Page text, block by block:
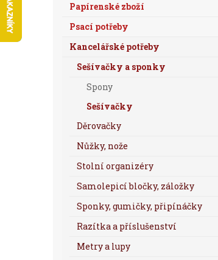
Papírenské zboží
Psací potřeby
Kancelářské potřeby
Sešívačky a sponky
Spony
Sešívačky
Děrovačky
Nůžky, nože
Stolní organizéry
Samolepicí bločky, záložky
Sponky, gumičky, připínáčky
Razítka a příslušenství
Metry a lupy